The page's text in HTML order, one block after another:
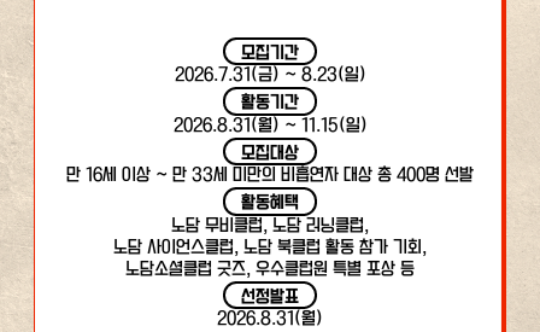
모집기간
2026.7.31(금) ~ 8.23(일)
활동기간
2026.8.31(월) ~ 11.15(일)
모집대상
만 16세 이상 ~ 만 33세 미만의 비흡연자 대상 총 400명 선발
활동혜택
노담 무비클럽, 노담 러닝클럽,
노담 사이언스클럽, 노담 북클럽 활동 참가 기회,
노담소셜클럽 굿즈, 우수클럽원 특별 포상 등
선정발표
2026.8.31(월)